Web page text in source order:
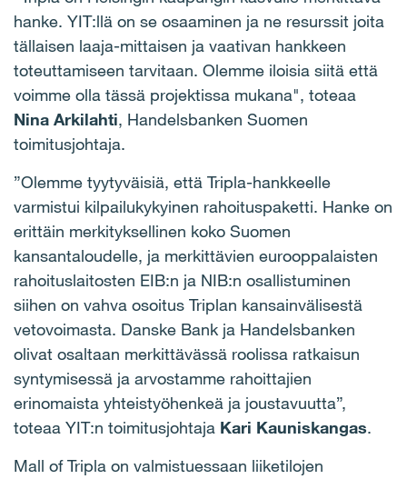
hanke. YIT:llä on se osaaminen ja ne resurssit joita
tällaisen laaja-mittaisen ja vaativan hankkeen
toteuttamiseen tarvitaan. Olemme iloisia siitä että
voimme olla tässä projektissa mukana", toteaa
Nina Arkilahti, Handelsbanken Suomen
toimitusjohtaja.
”Olemme tyytyväisiä, että Tripla-hankkeelle
varmistui kilpailukykyinen rahoituspaketti. Hanke on
erittäin merkityksellinen koko Suomen
kansantaloudelle, ja merkittävien eurooppalaisten
rahoituslaitosten EIB:n ja NIB:n osallistuminen
siihen on vahva osoitus Triplan kansainvälisestä
vetovoimasta. Danske Bank ja Handelsbanken
olivat osaltaan merkittävässä roolissa ratkaisun
syntymisessä ja arvostamme rahoittajien
erinomaista yhteistyöhenkeä ja joustavuutta”,
toteaa YIT:n toimitusjohtaja Kari Kauniskangas.
Mall of Tripla on valmistuessaan liiketilojen